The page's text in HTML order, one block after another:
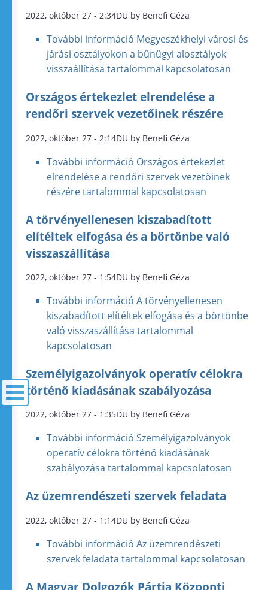
2022, október 27 - 2:34DU by Benefi Géza
További információ Megyeszékhelyi városi és
járási osztályokon a bűnügyi alosztályok
visszaállítása tartalommal kapcsolatosan
Országos értekezlet elrendelése a
rendőri szervek vezetőinek részére
2022, október 27 - 2:14DU by Benefi Géza
További információ Országos értekezlet
elrendelése a rendőri szervek vezetőinek
részére tartalommal kapcsolatosan
A törvényellenesen kiszabadított
elítéltek elfogása és a börtönbe való
visszaszállítása
2022, október 27 - 1:54DU by Benefi Géza
További információ A törvényellenesen
kiszabadított elítéltek elfogása és a börtönbe
való visszaszállítása tartalommal
kapcsolatosan
Személyigazolványok operatív célokra
történő kiadásának szabályozása
2022, október 27 - 1:35DU by Benefi Géza
További információ Személyigazolványok
operatív célokra történő kiadásának
szabályozása tartalommal kapcsolatosan
Az üzemrendészeti szervek feladata
2022, október 27 - 1:14DU by Benefi Géza
További információ Az üzemrendészeti
szervek feladata tartalommal kapcsolatosan
A Magyar Dolgozók Pártja Központi